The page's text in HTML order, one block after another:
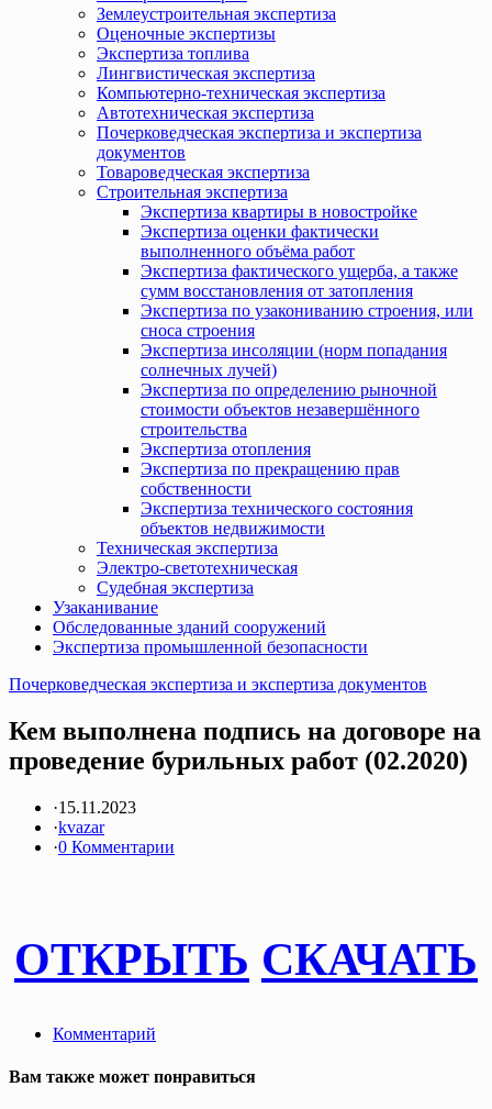
Землеустроительная экспертиза
Оценочные экспертизы
Экспертиза топлива
Лингвистическая экспертиза
Компьютерно-техническая экспертиза
Автотехническая экспертиза
Почерковедческая экспертиза и экспертиза
документов
Товароведческая экспертиза
Строительная экспертиза
Экспертиза квартиры в новостройке
Экспертиза оценки фактически
выполненного объёма работ
Экспертиза фактического ущерба, а также
сумм восстановления от затопления
Экспертиза по узакониванию строения, или
сноса строения
Экспертиза инсоляции (норм попадания
солнечных лучей)
Экспертиза по определению рыночной
стоимости объектов незавершённого
строительства
Экспертиза отопления
Экспертиза по прекращению прав
собственности
Экспертиза технического состояния
объектов недвижимости
Техническая экспертиза
Электро-светотехническая
Судебная экспертиза
Узаканивание
Обследованные зданий сооружений
Экспертиза промышленной безопасности
Почерковедческая экспертиза и экспертиза документов
Кем выполнена подпись на договоре на
проведение бурильных работ (02.2020)
·15.11.2023
·kvazar
·0 Комментарии
ОТКРЫТЬ СКАЧАТЬ
Комментарий
Вам также может понравиться